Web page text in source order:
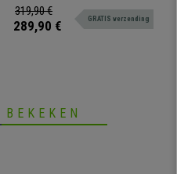
kwaliteitsmaterialen en een uniek
design.
319,90 €
289,90 € GRATIS verzending
BEKEKEN